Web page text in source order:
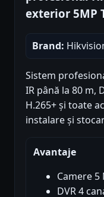
exterior 5MP
Brand:
Sistem
IR până la 80 m,
H.265+ și toate
instalare și
Avantaje
Camere 5
DVR 4